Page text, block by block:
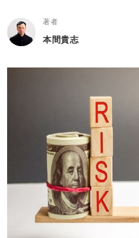
著者
本間貴志